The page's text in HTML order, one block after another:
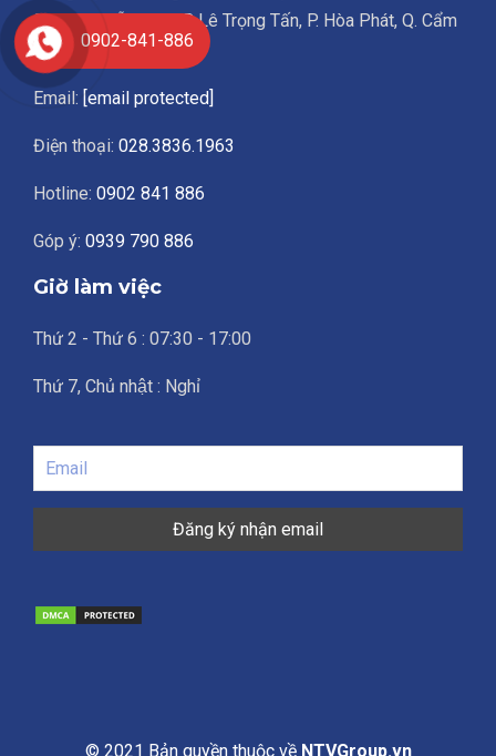
2. VP Đà Nẵng: 129B Lê Trọng Tấn, P. Hòa Phát, Q. Cẩm
Lệ, TP. Đà Nẵng.
Email: [email protected]
Điện thoại: 028.3836.1963
Hotline: 0902 841 886
Góp ý: 0939 790 886
Giờ làm việc
Thứ 2 - Thứ 6 : 07:30 - 17:00
Thứ 7, Chủ nhật : Nghỉ
© 2021 Bản quyền thuộc về NTVGroup.vn
0902-841-886